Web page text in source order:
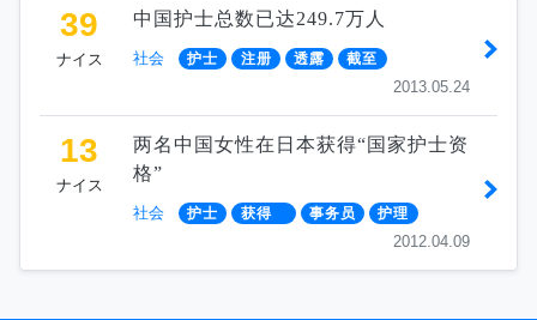
39
ナイス
中国护士总数已达249.7万人
社会 护士 注册 透露 截至
2013.05.24
13
ナイス
两名中国女性在日本获得“国家护士资
格”
社会 护士 获得 事务员 护理
2012.04.09